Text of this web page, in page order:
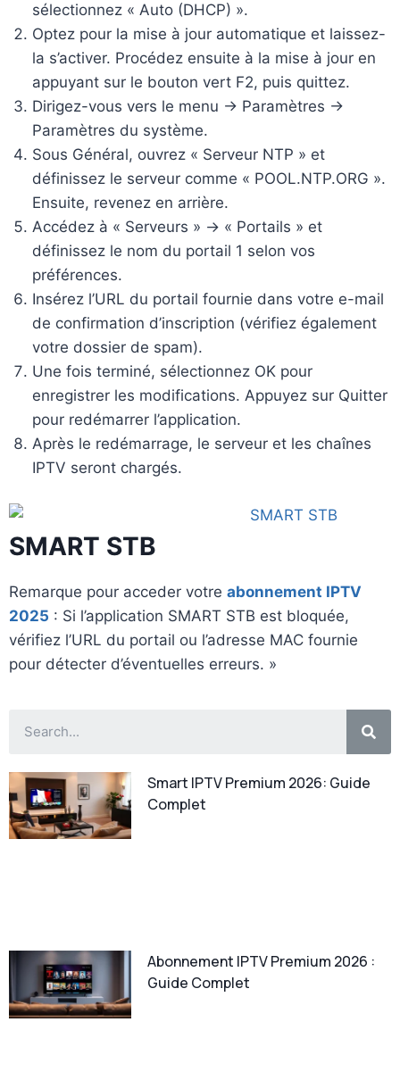
sélectionnez « Auto (DHCP) ».
Optez pour la mise à jour automatique et laissez-
la s’activer. Procédez ensuite à la mise à jour en
appuyant sur le bouton vert F2, puis quittez.
Dirigez-vous vers le menu -> Paramètres ->
Paramètres du système.
Sous Général, ouvrez « Serveur NTP » et
définissez le serveur comme « POOL.NTP.ORG ».
Ensuite, revenez en arrière.
Accédez à « Serveurs » -> « Portails » et
définissez le nom du portail 1 selon vos
préférences.
Insérez l’URL du portail fournie dans votre e-mail
de confirmation d’inscription (vérifiez également
votre dossier de spam).
Une fois terminé, sélectionnez OK pour
enregistrer les modifications. Appuyez sur Quitter
pour redémarrer l’application.
Après le redémarrage, le serveur et les chaînes
IPTV seront chargés.
SMART STB
Remarque pour acceder votre abonnement IPTV
2025 : Si l’application SMART STB est bloquée,
vérifiez l’URL du portail ou l’adresse MAC fournie
pour détecter d’éventuelles erreurs. »
Smart IPTV Premium 2026: Guide
Complet
Abonnement IPTV Premium 2026 :
Guide Complet